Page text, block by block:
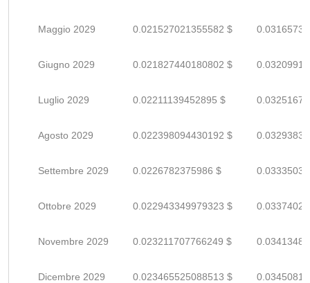
Maggio 2029 0.021527021355582 $
Giugno 2029 0.021827440180802 $
Luglio 2029 0.02211139452895 $
Agosto 2029 0.022398094430192 $
Settembre 2029 0.0226782375986 $
Ottobre 2029 0.022943349979323 $
Novembre 2029 0.023211707766249 $
Dicembre 2029 0.023465525088513 $